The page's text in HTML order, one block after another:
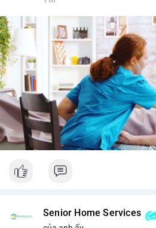
Senior Home Services